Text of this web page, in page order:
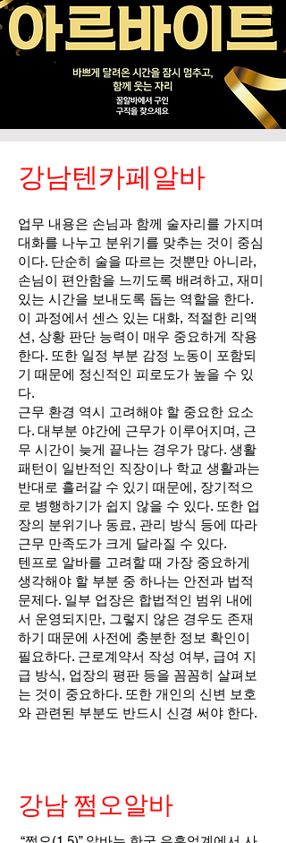
강남텐카페알바
업무 내용은 손님과 함께 술자리를 가지며
대화를 나누고 분위기를 맞추는 것이 중심
이다. 단순히 술을 따르는 것뿐만 아니라,
손님이 편안함을 느끼도록 배려하고, 재미
있는 시간을 보내도록 돕는 역할을 한다.
이 과정에서 센스 있는 대화, 적절한 리액
션, 상황 판단 능력이 매우 중요하게 작용
한다. 또한 일정 부분 감정 노동이 포함되
기 때문에 정신적인 피로도가 높을 수 있
다.
근무 환경 역시 고려해야 할 중요한 요소
다. 대부분 야간에 근무가 이루어지며, 근
무 시간이 늦게 끝나는 경우가 많다. 생활
패턴이 일반적인 직장이나 학교 생활과는
반대로 흘러갈 수 있기 때문에, 장기적으
로 병행하기가 쉽지 않을 수 있다. 또한 업
장의 분위기나 동료, 관리 방식 등에 따라
근무 만족도가 크게 달라질 수 있다.
텐프로 알바를 고려할 때 가장 중요하게
생각해야 할 부분 중 하나는 안전과 법적
문제다. 일부 업장은 합법적인 범위 내에
서 운영되지만, 그렇지 않은 경우도 존재
하기 때문에 사전에 충분한 정보 확인이
필요하다. 근로계약서 작성 여부, 급여 지
급 방식, 업장의 평판 등을 꼼꼼히 살펴보
는 것이 중요하다. 또한 개인의 신변 보호
와 관련된 부분도 반드시 신경 써야 한다.
강남 쩜오알바